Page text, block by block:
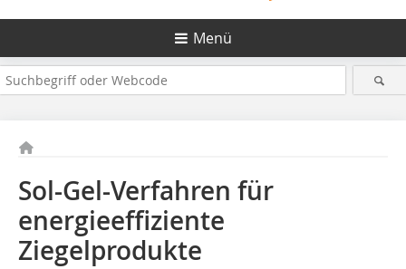
Menü
Sol-Gel-Verfahren für
energieeffiziente
Ziegelprodukte